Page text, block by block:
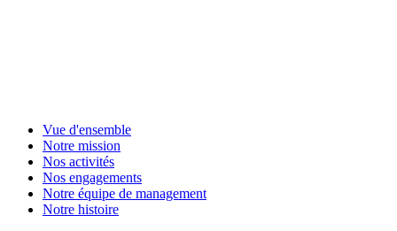
Vue d'ensemble
Notre mission
Nos activités
Nos engagements
Notre équipe de management
Notre histoire